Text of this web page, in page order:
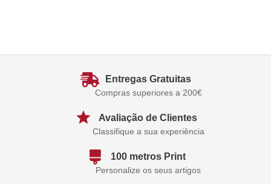
Entregas Gratuitas
Compras superiores a 200€
Avaliação de Clientes
Classifique a sua experiência
100 metros Print
Personalize os seus artigos